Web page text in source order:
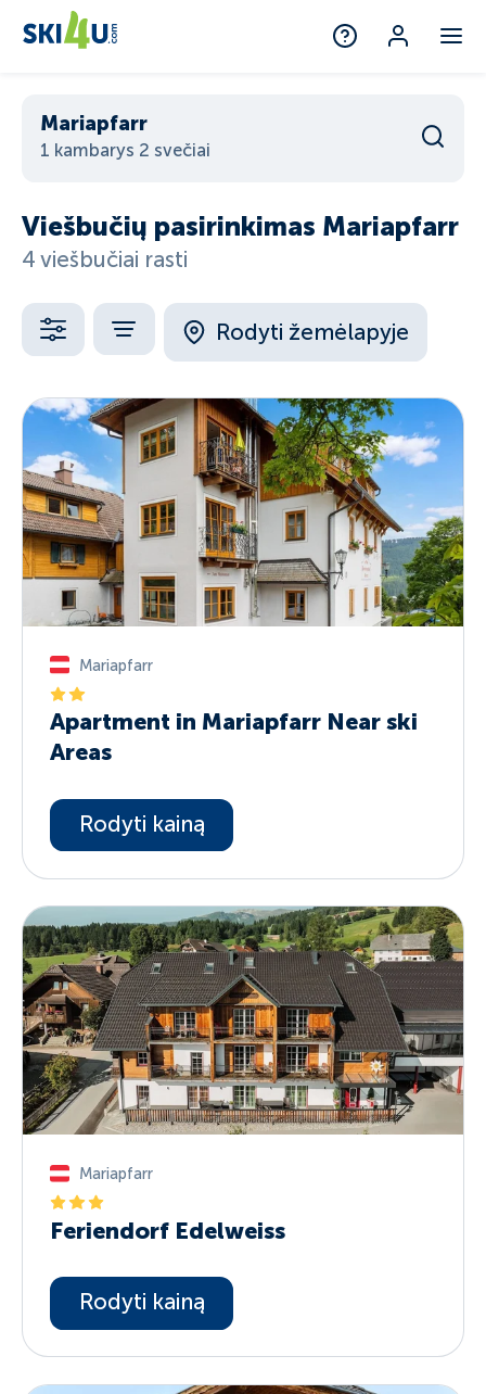
Mariapfarr
1 kambarys 2 svečiai
Viešbučių pasirinkimas Mariapfarr
4 viešbučiai rasti
Rodyti žemėlapyje
Mariapfarr
Apartment in Mariapfarr Near ski
Areas
Rodyti kainą
Mariapfarr
Feriendorf Edelweiss
Rodyti kainą